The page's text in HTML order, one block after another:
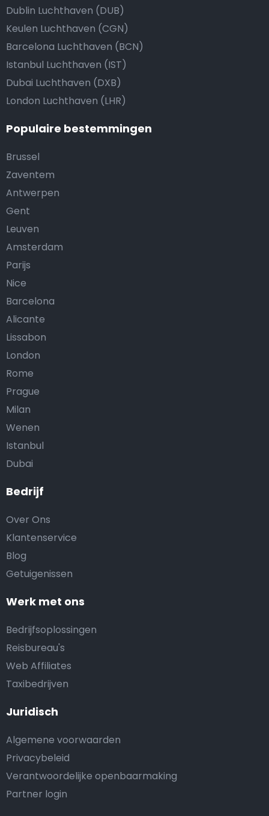
Bedrijf
Over Ons
Klantenservice
Blog
Getuigenissen
Werk met ons
Bedrijfsoplossingen
Reisbureau's
Web Affiliates
Taxibedrijven
Juridisch
Algemene voorwaarden
Privacybeleid
Verantwoordelijke openbaarmaking
Partner login
Dublin Luchthaven (DUB)
Keulen Luchthaven (CGN)
Barcelona Luchthaven (BCN)
Istanbul Luchthaven (IST)
Dubai Luchthaven (DXB)
London Luchthaven (LHR)
Populaire bestemmingen
Brussel
Zaventem
Antwerpen
Gent
Leuven
Amsterdam
Parijs
Nice
Barcelona
Alicante
Lissabon
London
Rome
Prague
Milan
Wenen
Istanbul
Dubai